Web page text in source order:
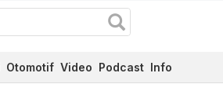
Otomotif Video Podcast Info